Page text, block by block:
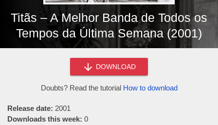
Titãs – A Melhor Banda de Todos os
Tempos da Última Semana (2001)
DOWNLOAD
Doubts? Read the tutorial How to download
Release date: 2001
Downloads this week: 0